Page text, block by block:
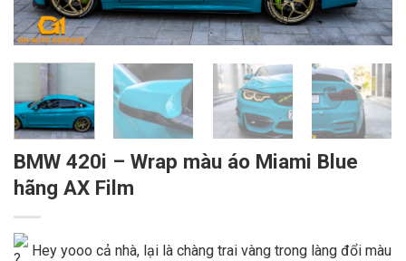
BMW 420i – Wrap màu áo Miami Blue
hãng AX Film
Hey yooo cả nhà, lại là chàng trai vàng trong làng đổi màu